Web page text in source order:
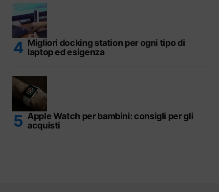
Migliori docking station per ogni tipo di
laptop ed esigenza
Apple Watch per bambini: consigli per gli
acquisti